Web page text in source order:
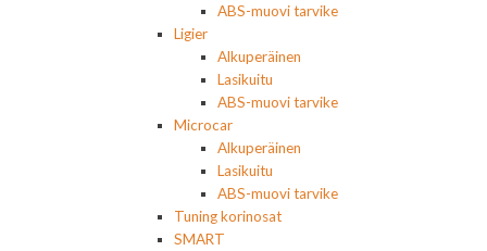
ABS-muovi tarvike
Ligier
Alkuperäinen
Lasikuitu
ABS-muovi tarvike
Microcar
Alkuperäinen
Lasikuitu
ABS-muovi tarvike
Tuning korinosat
SMART